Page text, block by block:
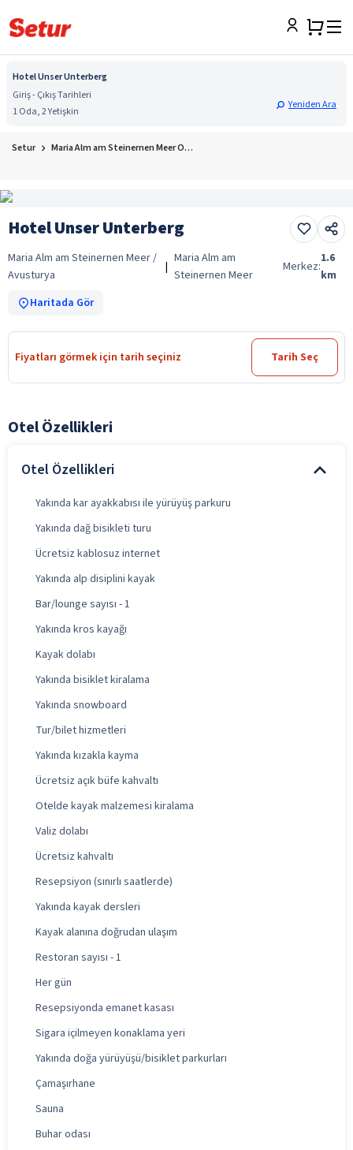
Hotel Unser Unterberg
Giriş - Çıkış Tarihleri
1 Oda, 2 Yetişkin
Yeniden Ara
Setur Maria Alm am Steinernen Meer Otelleri
Hotel Unser Unterberg
Maria Alm am Steinernen Meer /
Avusturya
|
Maria Alm am
Steinernen Meer
Merkez:
1.6
km
Haritada Gör
Fiyatları görmek için tarih seçiniz Tarih Seç
Otel Özellikleri
Otel Özellikleri
Yakında kar ayakkabısı ile yürüyüş parkuru
Yakında dağ bisikleti turu
Ücretsiz kablosuz internet
Yakında alp disiplini kayak
Bar/lounge sayısı - 1
Yakında kros kayağı
Kayak dolabı
Yakında bisiklet kiralama
Yakında snowboard
Tur/bilet hizmetleri
Yakında kızakla kayma
Ücretsiz açık büfe kahvaltı
Otelde kayak malzemesi kiralama
Valiz dolabı
Ücretsiz kahvaltı
Resepsiyon (sınırlı saatlerde)
Yakında kayak dersleri
Kayak alanına doğrudan ulaşım
Restoran sayısı - 1
Her gün
Resepsiyonda emanet kasası
Sigara içilmeyen konaklama yeri
Yakında doğa yürüyüşü/bisiklet parkurları
Çamaşırhane
Sauna
Buhar odası